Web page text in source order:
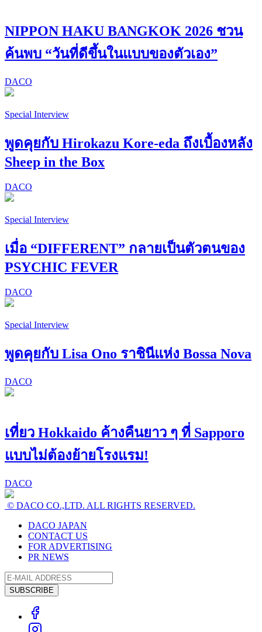
NIPPON HAKU BANGKOK 2026 ชวน
ค้นพบ “วันที่ดีขึ้นในแบบของตัวเอง”
DACO
Special Interview
พูดคุยกับ Hirokazu Kore-eda ถึงเบื้องหลัง
Sheep in the Box
DACO
Special Interview
เมื่อ “DIFFERENT” กลายเป็นตัวตนของ
PSYCHIC FEVER
DACO
Special Interview
พูดคุยกับ Lisa Ono ราชินีแห่ง Bossa Nova
DACO
เที่ยว Hokkaido ค้างคืนยาว ๆ ที่ Sapporo
แบบไม่ต้องย้ายโรงแรม!
DACO
© DACO CO.,LTD. ALL RIGHTS RESERVED.
DACO JAPAN
CONTACT US
FOR ADVERTISING
PR NEWS